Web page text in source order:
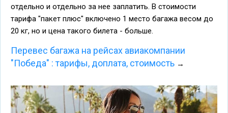
отдельно и отдельно за нее заплатить. В стоимости
тарифа "пакет плюс" включено 1 место багажа весом до
20 кг, но и цена такого билета - больше.
Перевес багажа на рейсах авиакомпании
"Победа" : тарифы, доплата, стоимость →